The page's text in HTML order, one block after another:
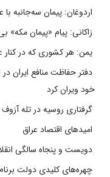
اردوغان: پیمان سه‌جانبه
زاکانی: پیام «پیمان
یمن: هر کشوری که در کنار
دفتر حفاظت منافع ایران
خود ویران کرد
گرفتاری روسیه در تله آزوف
امیدهای اقتصاد عراق
دویست و پنجاه سالگی
چهره‌های کلیدی دولت